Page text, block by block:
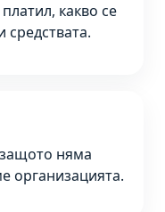
какво се
средствата.
няма
организацията.